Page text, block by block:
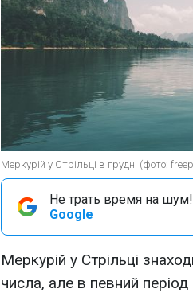
Меркурій у Стрільці в грудні (фото:
Не трать время на шум!
Google
Меркурій у Стрільці
числа, але в певний